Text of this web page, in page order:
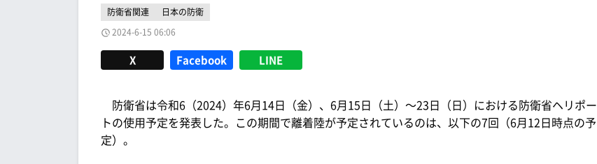
防衛省関連
日本の防衛
2024-6-15 06:06
X Facebook LINE
防衛省は令和6（2024）年6月14日（金）、6月15日（土）～23日（日）における防衛省ヘリポー
トの使用予定を発表した。この期間で離着陸が予定されているのは、以下の7回（6月12日時点の予
定）。